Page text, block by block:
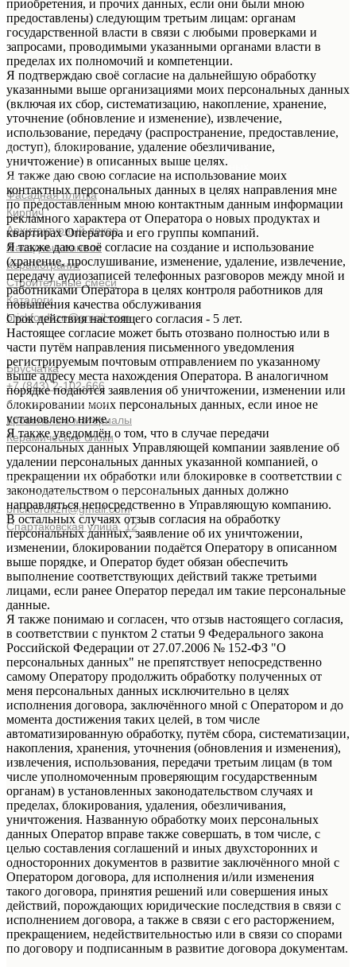
ИНН 1659149452
Согласие на обработку персональных данных
Политика конфиденциальности
Фасадная плитка
Кирпич
Архитектурный декор
Фасадные панели
Керамогранит
Строительные смеси
Каталоги
brickfordkzn@gmail.com
Товары
Контакты
Брусчатка
+7 (843) 2-102-666
ООО«ПСА-Казань»
Кровельные материалы
Керамические блоки
Сайт не является публичной офертой, определяемой
положениями статьи 437 ГК РФ
brickfordkzn@gmail.com
Спартаковская улица, 12
приобретения, и прочих данных, если они были мною
предоставлены) следующим третьим лицам: органам
государственной власти в связи с любыми проверками и
запросами, проводимыми указанными органами власти в
пределах их полномочий и компетенции.
Я подтверждаю своё согласие на дальнейшую обработку
указанными выше организациями моих персональных данных
(включая их сбор, систематизацию, накопление, хранение,
уточнение (обновление и изменение), извлечение,
использование, передачу (распространение, предоставление,
доступ), блокирование, удаление обезличивание,
уничтожение) в описанных выше целях.
Я также даю свою согласие на использование моих
контактных персональных данных в целях направления мне
по предоставленным мною контактным данным информации
рекламного характера от Оператора о новых продуктах и
квартирах Оператора и его группы компаний.
Я также даю своё согласие на создание и использование
(хранение, прослушивание, изменение, удаление, извлечение,
передачу аудиозаписей телефонных разговоров между мной и
работниками Оператора в целях контроля работников для
повышения качества обслуживания
Срок действия настоящего согласия - 5 лет.
Настоящее согласие может быть отозвано полностью или в
части путём направления письменного уведомления
регистрируемым почтовым отправлением по указанному
выше адресу места нахождения Оператора. В аналогичном
порядке подаются заявления об уничтожении, изменении или
блокировании моих персональных данных, если иное не
установлено ниже.
Я также уведомлён о том, что в случае передачи
персональных данных Управляющей компании заявление об
удалении персональных данных указанной компанией, о
прекращении их обработки или блокировке в соответствии с
законодательством о персональных данных должно
направляться непосредственно в Управляющую компанию.
В остальных случаях отзыв согласия на обработку
персональных данных, заявление об их уничтожении,
изменении, блокировании подаётся Оператору в описанном
выше порядке, и Оператор будет обязан обеспечить
выполнение соответствующих действий также третьими
лицами, если ранее Оператор передал им такие персональные
данные.
Я также понимаю и согласен, что отзыв настоящего согласия,
в соответствии с пунктом 2 статьи 9 Федерального закона
Российской Федерации от 27.07.2006 № 152-ФЗ "О
персональных данных" не препятствует непосредственно
самому Оператору продолжить обработку полученных от
меня персональных данных исключительно в целях
исполнения договора, заключённого мной с Оператором и до
момента достижения таких целей, в том числе
автоматизированную обработку, путём сбора, систематизации,
накопления, хранения, уточнения (обновления и изменения),
извлечения, использования, передачи третьим лицам (в том
числе уполномоченным проверяющим государственным
органам) в установленных законодательством случаях и
пределах, блокирования, удаления, обезличивания,
уничтожения. Названную обработку моих персональных
данных Оператор вправе также совершать, в том числе, с
целью составления соглашений и иных двухсторонних и
односторонних документов в развитие заключённого мной с
Оператором договора, для исполнения и/или изменения
такого договора, принятия решений или совершения иных
действий, порождающих юридические последствия в связи с
исполнением договора, а также в связи с его расторжением,
прекращением, недействительностью или в связи со спорами
по договору и подписанным в развитие договора документам.